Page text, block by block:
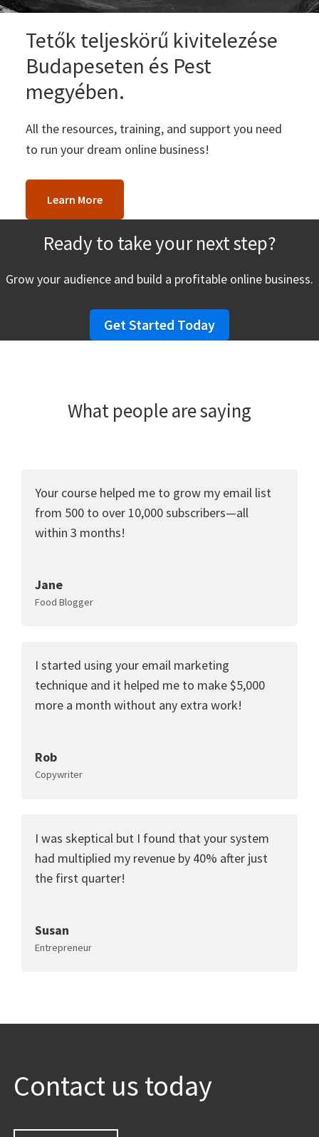
Tetők teljeskörű kivitelezése
Budapeseten és Pest
megyében.
All the resources, training, and support you need
to run your dream online business!
Learn More
Ready to take your next step?
Grow your audience and build a profitable online business.
Get Started Today
What people are saying
Your course helped me to grow my email list
from 500 to over 10,000 subscribers—all
within 3 months!
Jane
Food Blogger
I started using your email marketing
technique and it helped me to make $5,000
more a month without any extra work!
Rob
Copywriter
I was skeptical but I found that your system
had multiplied my revenue by 40% after just
the first quarter!
Susan
Entrepreneur
Contact us today